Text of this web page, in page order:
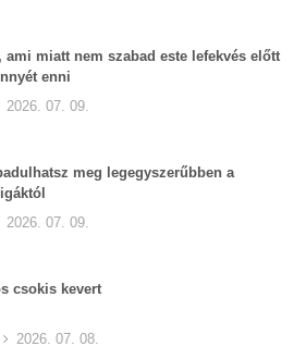
ami miatt nem szabad este lefekvés előtt
enni
2026. 07. 09.
meg legegyszerűbben a
2026. 07. 09.
csokis kevert
2026. 07. 08.